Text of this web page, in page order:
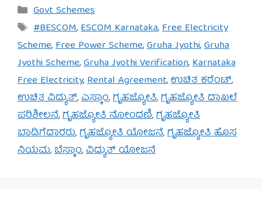
Categories
Govt Schemes
Tags
#BESCOM,ESCOM Karnataka,Free Electricity
Scheme,Free Power Scheme,Gruha Jyothi,Gruha
Jyothi Scheme,Gruha Jyothi Verification,Karnataka
Free Electricity,Rental Agreement,ಉಚಿತ ಕರೆಂಟ್,
ಉಚಿತ ವಿದ್ಯುತ್,ಎಸ್ಕಾಂ,ಗೃಹಜ್ಯೋತಿ,ಗೃಹಜ್ಯೋತಿ ದಾಖಲೆ
ಪರಿಶೀಲನೆ,ಗೃಹಜ್ಯೋತಿ ನೋಂದಣಿ,ಗೃಹಜ್ಯೋತಿ
ಬಾಡಿಗೆದಾರರು,ಗೃಹಜ್ಯೋತಿ ಯೋಜನೆ,ಗೃಹಜ್ಯೋತಿ ಹೊಸ
ನಿಯಮ,ಬೆಸ್ಕಾಂ,ವಿದ್ಯುತ್ ಯೋಜನೆ